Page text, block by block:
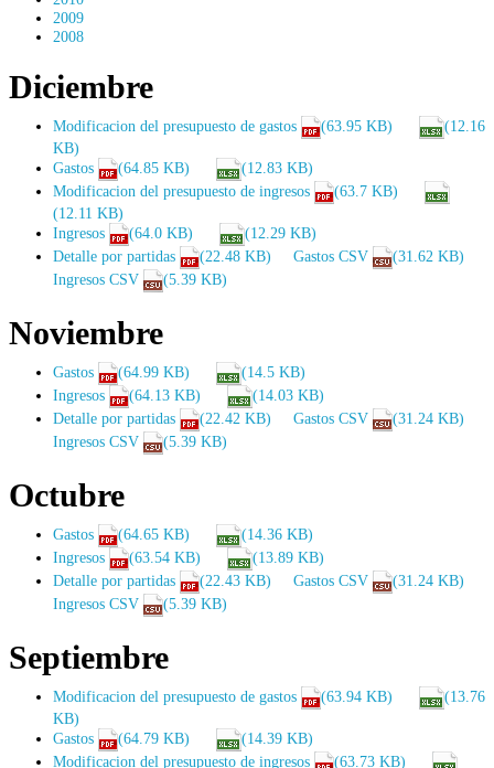
2009
2008
Diciembre
Modificacion del presupuesto de gastos (63.95 KB)
(12.16
KB)
Gastos
(64.85 KB)
(12.83 KB)
Modificacion del presupuesto de ingresos
(63.7 KB)
(12.11 KB)
Ingresos
(64.0 KB)
(12.29 KB)
Detalle por partidas
(22.48 KB) Gastos CSV
(31.62 KB)
Ingresos CSV
(5.39 KB)
Noviembre
Gastos (64.99 KB)
(14.5 KB)
Ingresos
(64.13 KB)
(14.03 KB)
Detalle por partidas
(22.42 KB) Gastos CSV
(31.24 KB)
Ingresos CSV
(5.39 KB)
Octubre
Gastos (64.65 KB)
(14.36 KB)
Ingresos
(63.54 KB)
(13.89 KB)
Detalle por partidas
(22.43 KB) Gastos CSV
(31.24 KB)
Ingresos CSV
(5.39 KB)
Septiembre
Modificacion del presupuesto de gastos (63.94 KB)
(13.76
KB)
Gastos
(64.79 KB)
(14.39 KB)
Modificacion del presupuesto de ingresos
(63.73 KB)